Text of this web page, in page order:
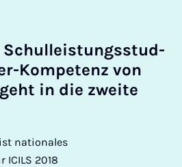
Schul­leis­tungsstud­
Kom­pet­enz von
in die zweite
nationales
2018